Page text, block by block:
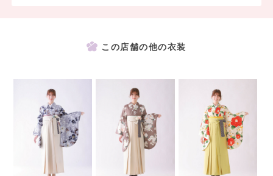
この店舗の他の衣装